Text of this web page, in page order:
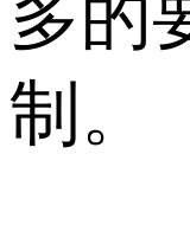
多的
制。